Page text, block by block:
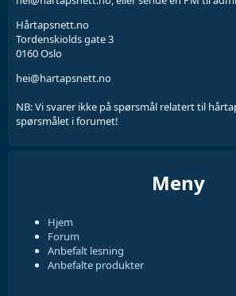
Hårtapsnett.no
Tordenskiolds gate 3
0160 Oslo
hei@hartapsnett.no
NB: Vi svarer ikke på spørsmål relatert til
spørsmålet i forumet!
Meny
Hjem
Forum
Anbefalt lesning
Anbefalte produkter